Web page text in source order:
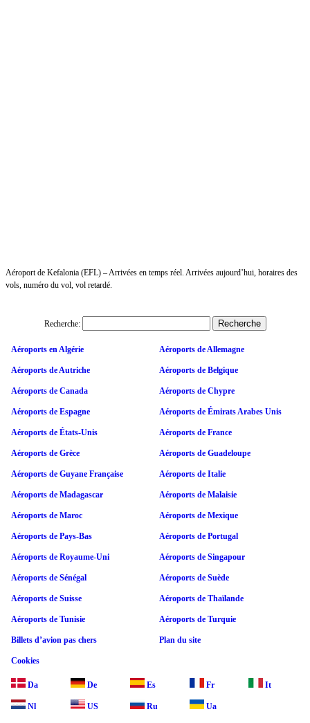
Aéroport de Kefalonia (EFL) – Arrivées en temps réel. Arrivées aujourd’hui, horaires des
vols, numéro du vol, vol retardé.
Recherche:
Aéroports en Algérie Aéroports de Allemagne
Aéroports de Autriche Aéroports de Belgique
Aéroports de Canada Aéroports de Chypre
Aéroports de Espagne Aéroports de Émirats Arabes Unis
Aéroports de États-Unis Aéroports de France
Aéroports de Grèce Aéroports de Guadeloupe
Aéroports de Guyane Française Aéroports de Italie
Aéroports de Madagascar Aéroports de Malaisie
Aéroports de Maroc Aéroports de Mexique
Aéroports de Pays-Bas Aéroports de Portugal
Aéroports de Royaume-Uni Aéroports de Singapour
Aéroports de Sénégal Aéroports de Suède
Aéroports de Suisse Aéroports de Thaïlande
Aéroports de Tunisie Aéroports de Turquie
Billets d’avion pas chers Plan du site
Cookies
Da De Es Fr It
Nl US Ru Ua